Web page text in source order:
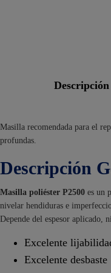
descripción
Masilla recomendada para el
profundas.
Descripción
Masilla poliéster P2500 es un
nivelar hendiduras e
Depende del espesor aplicado,
Excelente
Excelente desbaste